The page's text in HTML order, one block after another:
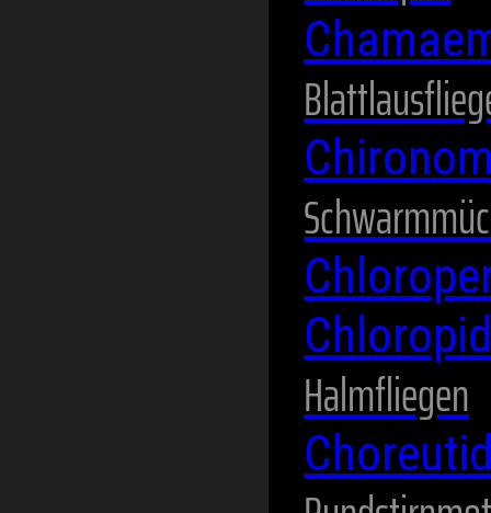
Halmfliegen